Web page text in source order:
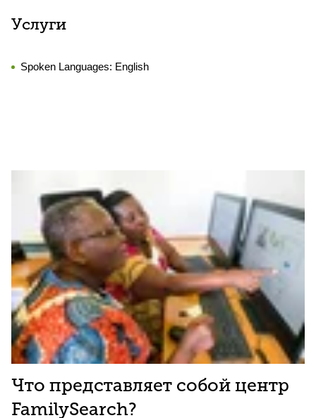
Услуги
Spoken Languages: English
Что представляет собой центр
FamilySearch?